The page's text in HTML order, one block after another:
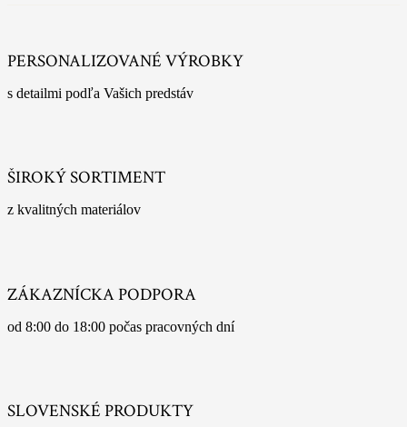
PERSONALIZOVANÉ VÝROBKY
s detailmi podľa Vašich predstáv
ŠIROKÝ SORTIMENT
z kvalitných materiálov
ZÁKAZNÍCKA PODPORA
od 8:00 do 18:00 počas pracovných dní
SLOVENSKÉ PRODUKTY